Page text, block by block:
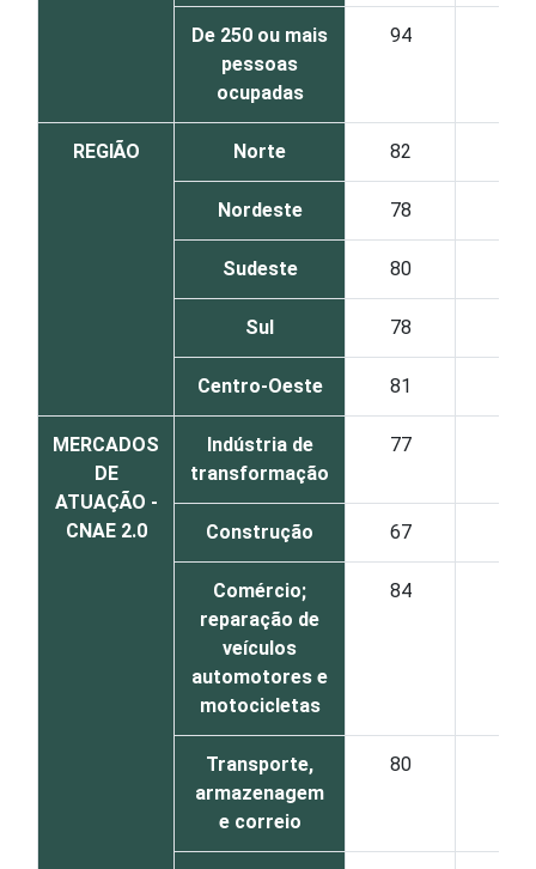
De 250 ou mais
pessoas
ocupadas
94
REGIÃO Norte 82
Nordeste 78
Sudeste 80
Sul 78
Centro-Oeste 81
MERCADOS
DE
ATUAÇÃO -
CNAE 2.0
Indústria de
transformação
77
Construção 67
Comércio;
reparação de
veículos
automotores e
motocicletas
84
Transporte,
armazenagem
e correio
80